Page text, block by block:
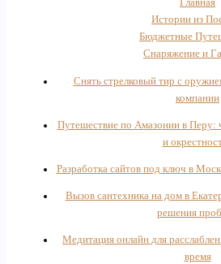
Главная
Истории из
Бюджетные
Снаряжение и
Снять стрелковый тир с
компании
Путешествие по Амазонии в Перу:
и
Разработка сайтов под ключ в
Вызов сантехника на дом в
решения
Медитация онлайн для
время